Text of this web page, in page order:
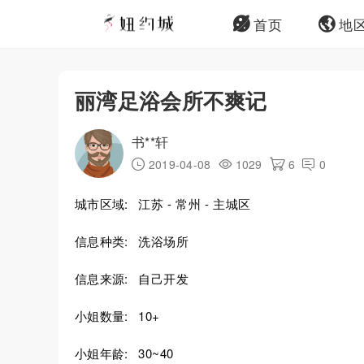
首页 地
丽湾足浴会所不爽记
书**轩
2019-04-08 1029 6 0
城市区域: 江苏 - 常州 - 主城区
信息种类: 洗浴场所
信息来源: 自己开发
小姐数量: 10+
小姐年龄: 30~40